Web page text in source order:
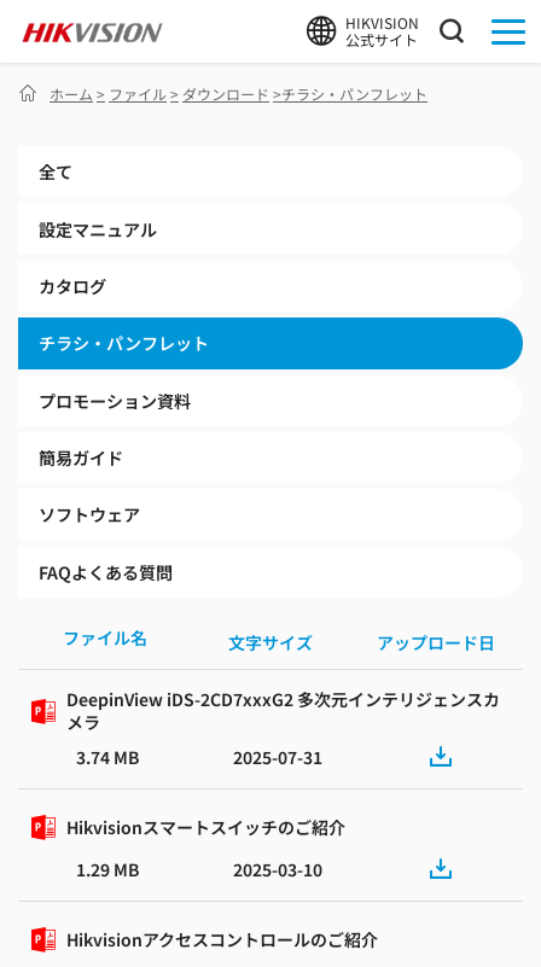
HIKVISION
公式サイト
ホーム > ファイル> ダウンロード >チラシ・パンフレット
全て
設定マニュアル
カタログ
チラシ・パンフレット
プロモーション資料
簡易ガイド
ソフトウェア
FAQよくある質問
ファイル名 文字サイズ アップロード日
DeepinView iDS-2CD7xxxG2 多次元インテリジェンスカ
メラ
3.74 MB
2025-07-31
Hikvisionスマートスイッチのご紹介
1.29 MB
2025-03-10
Hikvisionアクセスコントロールのご紹介